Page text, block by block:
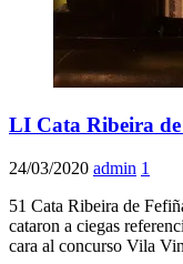
LI Cata Ribeira
24/03/2020 admin 1
51 Cata Ribeira de
cataron a ciegas
cara al concurso Vila